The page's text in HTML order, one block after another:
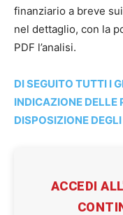
finanziario a breve
nel dettaglio, con la
PDF l’analisi.
DI SEGUITO TUTTI I
INDICAZIONE DELLE
DISPOSIZIONE
ACCEDI